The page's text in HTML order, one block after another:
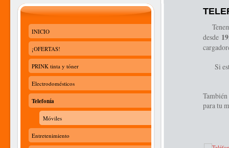
desde
Si
También
para tu
INICIO
¡OFERTAS!
PRINK tinta y tóner
Electrodomésticos
Telefonía
Móviles
Entretenimiento